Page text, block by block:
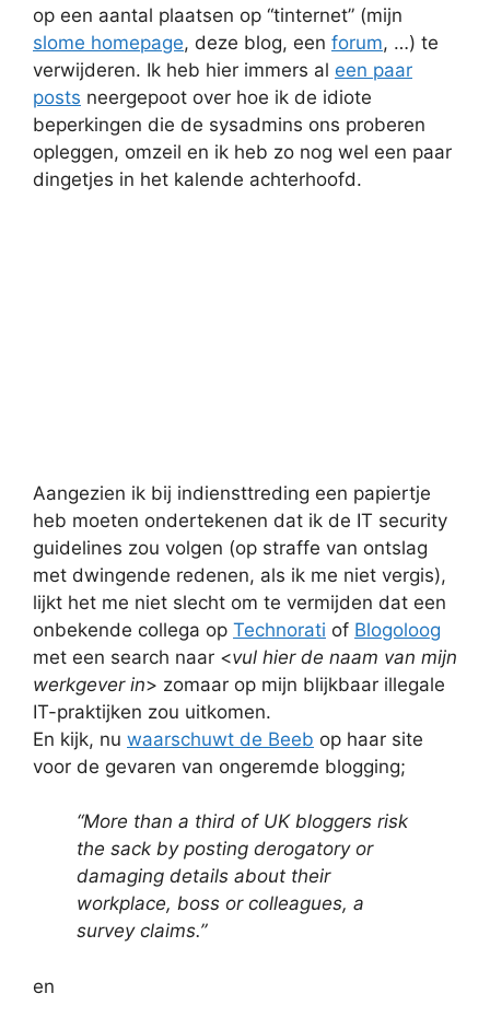
op een aantal plaatsen op “tinternet” (mijn
slome homepage, deze blog, een forum, …) te
verwijderen. Ik heb hier immers al een paar
posts neergepoot over hoe ik de idiote
beperkingen die de sysadmins ons proberen
opleggen, omzeil en ik heb zo nog wel een paar
dingetjes in het kalende achterhoofd.
Aangezien ik bij indiensttreding een papiertje
heb moeten ondertekenen dat ik de IT security
guidelines zou volgen (op straffe van ontslag
met dwingende redenen, als ik me niet vergis),
lijkt het me niet slecht om te vermijden dat een
onbekende collega op Technorati of Blogoloog
met een search naar <vul hier de naam van mijn
werkgever in> zomaar op mijn blijkbaar illegale
IT-praktijken zou uitkomen.
En kijk, nu waarschuwt de Beeb op haar site
voor de gevaren van ongeremde blogging;
“More than a third of UK bloggers risk
the sack by posting derogatory or
damaging details about their
workplace, boss or colleagues, a
survey claims.”
en